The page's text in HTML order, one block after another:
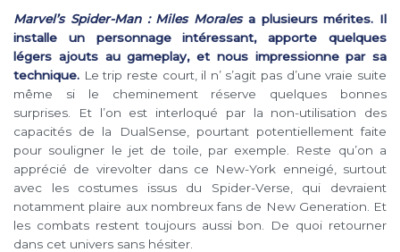
Marvel’s Spider-Man : Miles Moralesa plusieurs mérites. Il
installe un personnage intéressant, apporte quelques
légers ajouts au gameplay, et nous impressionne par sa
technique. Le trip reste court, il n’ s’agit pas d’une vraie suite
même si le cheminement réserve quelques bonnes
surprises. Et l’on est interloqué par la non-utilisation des
capacités de la DualSense, pourtant potentiellement faite
pour souligner le jet de toile, par exemple. Reste qu’on a
apprécié de virevolter dans ce New-York enneigé, surtout
avec les costumes issus du Spider-Verse, qui devraient
notamment plaire aux nombreux fans de New Generation. Et
les combats restent toujours aussi bon. De quoi retourner
dans cet univers sans hésiter.